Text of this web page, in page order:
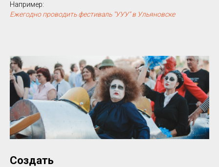
Например:
Ежегодно проводить фестиваль "УУУ" в Ульяновске
Создать